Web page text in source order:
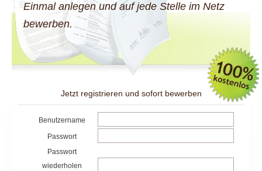
Einmal anlegen und auf jede Stelle im Netz
bewerben.
Jetzt registrieren und sofort bewerben
Benutzername
Passwort
Passwort
wiederholen